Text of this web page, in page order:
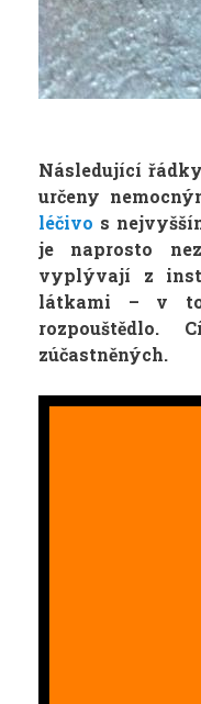
Následující
určeny
léčivo s
je naprosto
vyplývají z
látkami – v
rozpouštědlo.
zúčastněných.